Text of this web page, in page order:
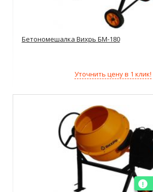
Бетономешалка Вихрь БМ-180
Уточнить цену в 1 клик!